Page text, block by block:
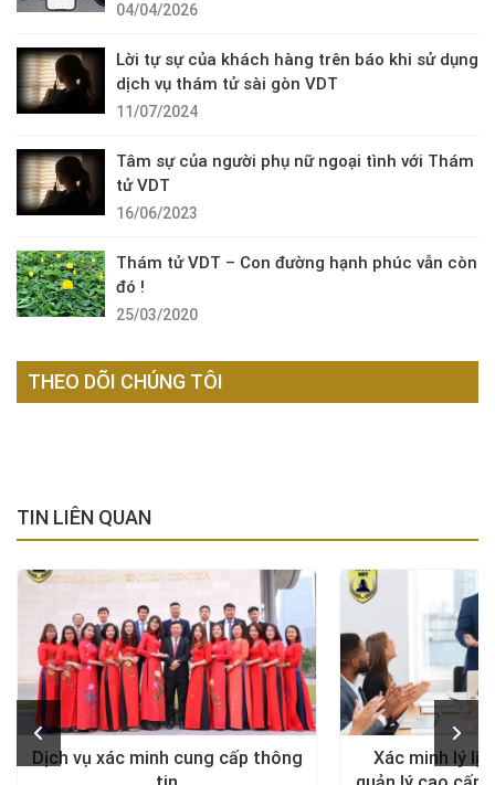
04/04/2026
Lời tự sự của khách hàng trên báo khi sử dụng
dịch vụ thám tử sài gòn VDT
11/07/2024
Tâm sự của người phụ nữ ngoại tình với Thám
tử VDT
16/06/2023
Thám tử VDT – Con đường hạnh phúc vẫn còn
đó !
25/03/2020
THEO DÕI CHÚNG TÔI
TIN LIÊN QUAN
Dịch vụ xác minh cung cấp thông
Xác minh lý